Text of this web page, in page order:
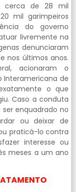
cerca de 28 mil
mil garimpeiros
do governo
livremente na
denunciaram
nos últimos anos.
acionaram o
Interamericana de
o que
Caso a conduta
enquadrado no
ou deixar de
praticá-lo contra
interesse ou
meses a um ano